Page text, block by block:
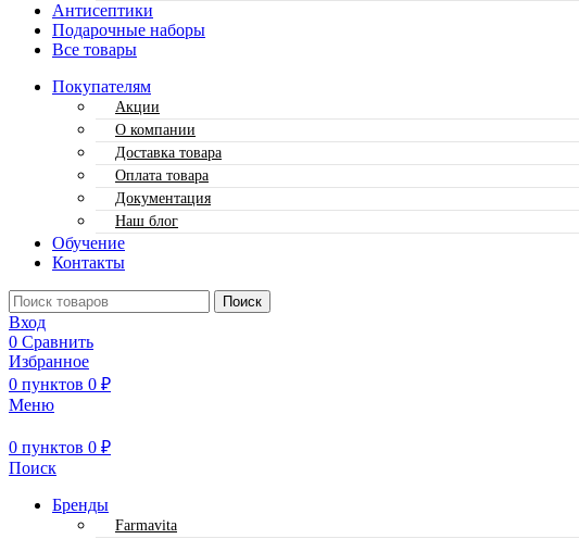
Антисептики
Подарочные наборы
Все товары
Покупателям
Акции
О компании
Доставка товара
Оплата товара
Документация
Наш блог
Обучение
Контакты
Поиск
Вход
0 Сравнить
Избранное
0 пунктов 0 ₽
Меню
0 пунктов 0 ₽
Поиск
Бренды
Farmavita